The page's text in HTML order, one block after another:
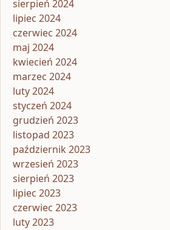
sierpień 2024
lipiec 2024
czerwiec 2024
maj 2024
kwiecień 2024
marzec 2024
luty 2024
styczeń 2024
grudzień 2023
listopad 2023
październik 2023
wrzesień 2023
sierpień 2023
lipiec 2023
czerwiec 2023
luty 2023